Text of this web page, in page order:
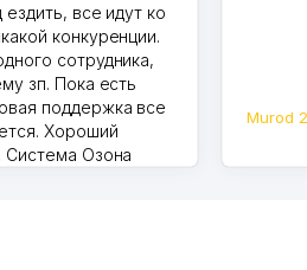
ездить, все идут ко
конкуренции.
сотрудника,
зп. Пока есть
поддержка все
Хороший
Система Озона
Murod